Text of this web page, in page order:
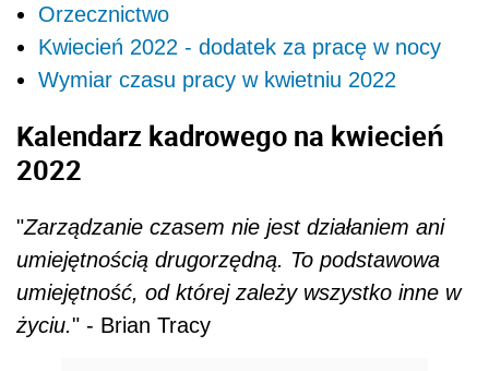
Orzecznictwo
Kwiecień 2022 - dodatek za pracę w nocy
Wymiar czasu pracy w kwietniu 2022
Kalendarz kadrowego na kwiecień
2022
"Zarządzanie czasem nie jest działaniem ani
umiejętnością drugorzędną. To podstawowa
umiejętność, od której zależy wszystko inne w
życiu." - Brian Tracy